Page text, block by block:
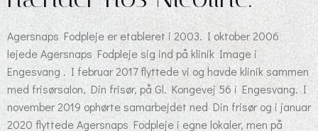
Agersnaps Fodpleje er etableret i 2003. I oktober 2006
lejede Agersnaps Fodpleje sig ind på klinik Image i
Engesvang . I februar 2017 flyttede vi og havde klinik sammen
med frisørsalon, Din frisør, på Gl. Kongevej 56 i Engesvang. I
november 2019 ophørte samarbejdet ned Din frisør og i januar
2020 flyttede Agersnaps Fodpleje i egne lokaler, men på